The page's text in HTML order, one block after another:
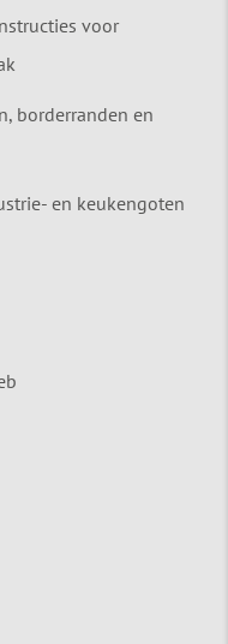
voor
borderranden en
en keukengoten